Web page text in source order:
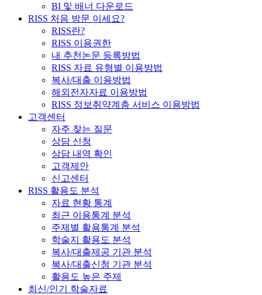
BI 및 배너 다운로드
RISS 처음 방문 이세요?
RISS란?
RISS 이용권한
내 추천논문 등록방법
RISS 자료 유형별 이용방법
복사/대출 이용방법
해외전자자료 이용방법
RISS 정보취약계층 서비스 이용방법
고객센터
자주 찾는 질문
상담 신청
상담 내역 확인
고객제안
신고센터
RISS 활용도 분석
자료 현황 통계
최근 이용통계 분석
주제별 활용통계 분석
학술지 활용도 분석
복사/대출제공 기관 분석
복사/대출신청 기관 분석
활용도 높은 주제
최신/인기 학술자료